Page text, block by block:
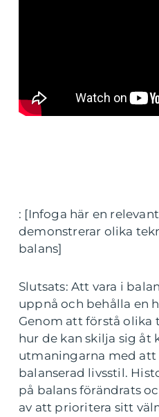
: [Infoga här en
demonstrerar olika
balans]
Slutsats: Att vara i
uppnå och behålla en
Genom att förstå olika
hur de kan skilja sig åt
utmaningarna med
balanserad livsstil.
på balans förändrats
av att prioritera sitt